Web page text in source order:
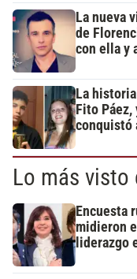
La nueva
de
con ella y
La
Fito
conquistó
Lo más visto
Encuesta
midieron
liderazgo